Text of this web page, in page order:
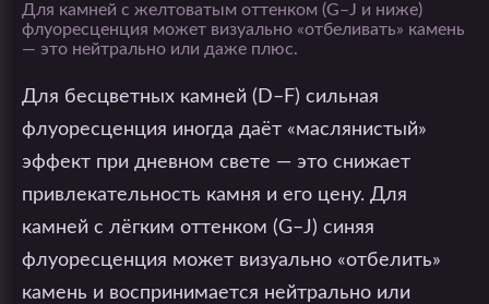
Для камней с желтоватым оттенком (G–J и ниже)
флуоресценция может визуально «отбеливать» камень
— это нейтрально или даже плюс.
Для бесцветных камней (D–F) сильная
флуоресценция иногда даёт «маслянистый»
эффект при дневном свете — это снижает
привлекательность камня и его цену. Для
камней с лёгким оттенком (G–J) синяя
флуоресценция может визуально «отбелить»
камень и воспринимается нейтрально или